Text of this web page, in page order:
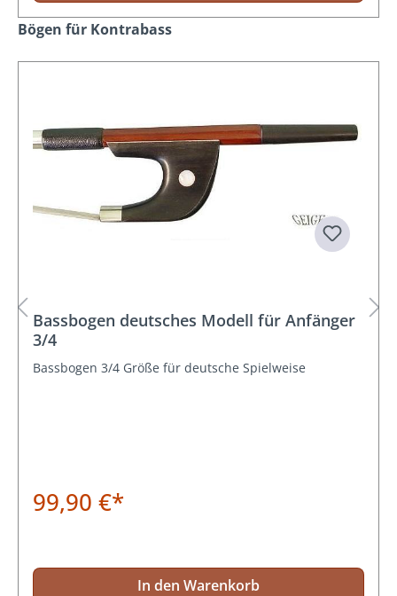
Produktgalerie überspringen
Bögen für Kontrabass
Bassbogen deutsches Modell für Anfänger
3/4
Bassbogen 3/4 Größe für deutsche Spielweise
99,90 €*
In den Warenkorb